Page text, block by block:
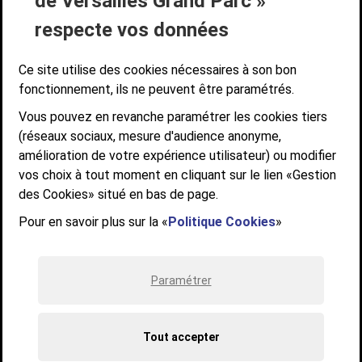
respecte vos données
Ce site utilise des cookies nécessaires à son bon
fonctionnement, ils ne peuvent être paramétrés.
Vous pouvez en revanche paramétrer les cookies tiers
(réseaux sociaux, mesure d'audience anonyme,
amélioration de votre expérience utilisateur) ou modifier
vos choix à tout moment en cliquant sur le lien «Gestion
des Cookies» situé en bas de page.
Pour en savoir plus sur la «Politique Cookies»
Paramétrer
Tout accepter
ACCESSIBILITÉ NUMÉRIQUE
GESTION DES COOKIES
Suivez-nous
Communauté d'agglomération de Versailles
Grand Parc
6, AVENUE DE PARIS - CS 10922 - 78009 VERSAILLES CEDEX
STANDARD : 01 39 66 30 00 - OUVERT DU LUNDI AU VENDREDI DE 9H À